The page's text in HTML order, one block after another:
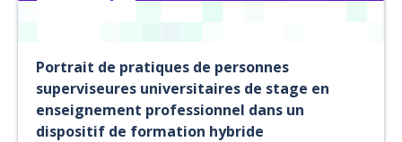
Portrait de pratiques de personnes
superviseures universitaires de stage en
enseignement professionnel dans un
dispositif de formation hybride